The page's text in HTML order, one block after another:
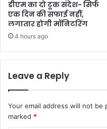
डीएम का दो टूक संदेश- सिर्फ
एक दिन की सफाई नहीं,
लगातार होगी मॉनिटरिंग
4 hours ago
Leave a Reply
Your email address will not be
marked *